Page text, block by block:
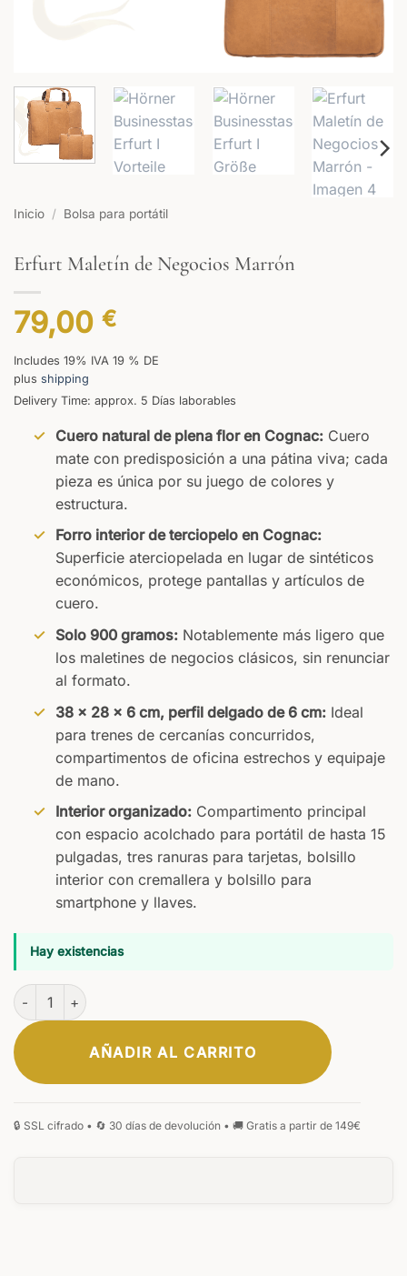
Inicio / Bolsa para portátil
Erfurt Maletín de Negocios Marrón
79,00 €
Includes 19% IVA 19 % DE
plus shipping
Delivery Time: approx. 5 Días laborables
Cuero natural de plena flor en Cognac:Cuero
mate con predisposición a una pátina viva; cada
pieza es única por su juego de colores y
estructura.
Forro interior de terciopelo en Cognac:
Superficie aterciopelada en lugar de sintéticos
económicos, protege pantallas y artículos de
cuero.
Solo 900 gramos:Notablemente más ligero que
los maletines de negocios clásicos, sin renunciar
al formato.
38 × 28 × 6 cm, perfil delgado de 6 cm:Ideal
para trenes de cercanías concurridos,
compartimentos de oficina estrechos y equipaje
de mano.
Interior organizado:Compartimento principal
con espacio acolchado para portátil de hasta 15
pulgadas, tres ranuras para tarjetas, bolsillo
interior con cremallera y bolsillo para
smartphone y llaves.
Hay existencias
Erfurt Maletín de Negocios Marrón cantidad
AÑADIR AL CARRITO